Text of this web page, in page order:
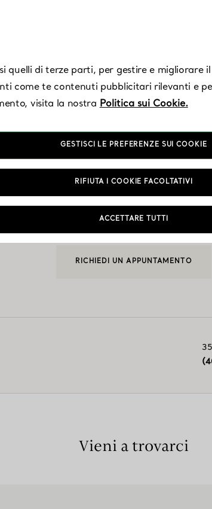
- Phipps
Aperto oggi fino alle 19:00
RICHIEDI UN APPUNTAMENTO
Vieni a trovarci
quelli di terze parti, per gestire e
come te contenuti pubblicitari rilevanti e
visita la nostra Politica sui Cookie.
GESTISCI LE PREFERENZE SUI COOKIE
RIFIUTA I COOKIE FACOLTATIVI
ACCETTARE TUTTI